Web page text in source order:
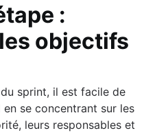
:
objectifs
sprint, il est facile de
se concentrant sur les
leurs responsables et